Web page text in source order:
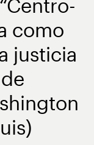
como
justicia